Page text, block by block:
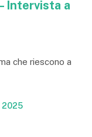
Intervista a
che riescono a
2025